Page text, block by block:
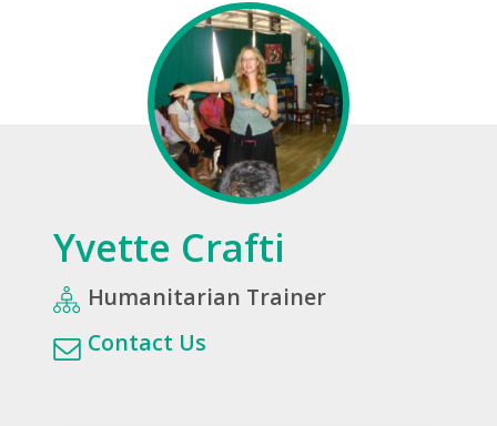
Yvette Crafti
Humanitarian Trainer
Contact Us